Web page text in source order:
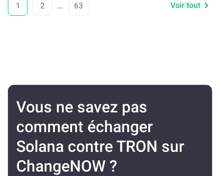
1 2 ... 63 Voir tout
Vous ne savez pas
comment échanger
Solana contre TRON sur
ChangeNOW ?